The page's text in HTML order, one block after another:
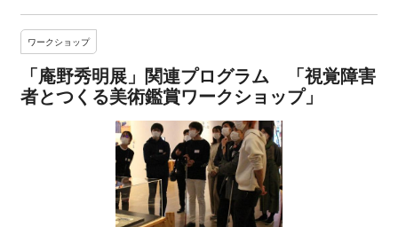
ワークショップ
「庵野秀明展」関連プログラム 「視覚障害
者とつくる美術鑑賞ワークショップ」